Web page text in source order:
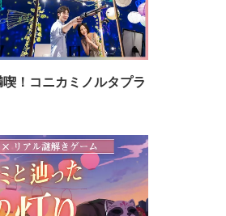
！コニカミノルタプラ